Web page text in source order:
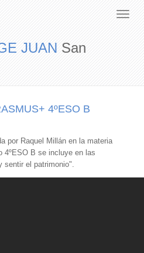
JUAN San
4ºESO B
por Raquel Millán en la materia
4ºESO B se incluye en las
sentir el patrimonio".